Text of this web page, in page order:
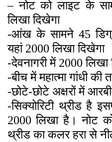
– नोट को लाइट के
लिखा दिखेगा
-आंख के सामने 45
यहां 2000 लिखा दिखेगा
-देवनागरी में 2000 लिखा
-बीच में महात्मा गांधी की
-छोटे-छोटे अक्षरों में
-सिक्योरिटी थ्रीड है
2000 लिखा है। नोट
थ्रीड का कलर हरा से